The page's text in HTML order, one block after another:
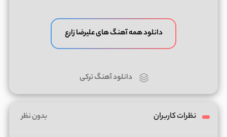
دانلود همه آهنگ های علیرضا زارع
دانلود آهنگ ترکی
نظرات کاربران بدون نظر